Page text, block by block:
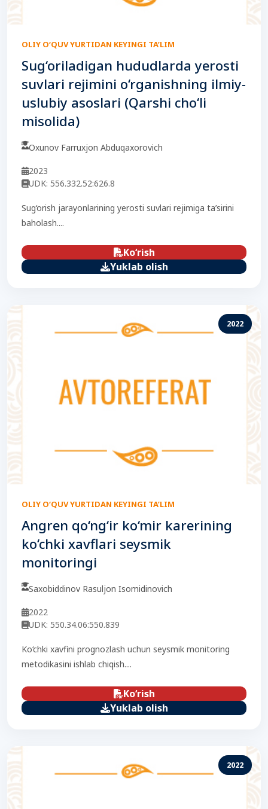
OLIY O‘QUV YURTIDAN KEYINGI TA’LIM
Sug‘oriladigan hududlarda yerosti
suvlari rejimini o‘rganishning ilmiy-
uslubiy asoslari (Qarshi cho‘li
misolida)
Oxunov Farruxjon Abduqaxorovich
2023
UDK: 556.332.52:626.8
Sug‘orish jarayonlarining yerosti suvlari rejimiga ta’sirini
baholash....
Ko‘rish
Yuklab olish
2022
OLIY O‘QUV YURTIDAN KEYINGI TA’LIM
Angren qo‘ng‘ir ko‘mir karerining
ko‘chki xavflari seysmik
monitoringi
Saxobiddinov Rasuljon Isomidinovich
2022
UDK: 550.34.06:550.839
Ko‘chki xavfini prognozlash uchun seysmik monitoring
metodikasini ishlab chiqish....
Ko‘rish
Yuklab olish
2022